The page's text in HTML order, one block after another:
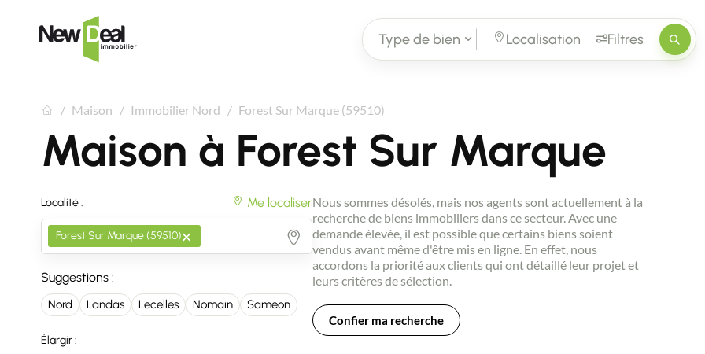
Type de bien Localisation Filtres
Maison Immobilier Nord Forest Sur Marque (59510)
Maison à Forest Sur Marque
Localité : Me localiser
×
Forest Sur Marque (59510)
Suggestions :
Nord Landas Lecelles Nomain Sameon
Élargir :
Nous sommes désolés, mais nos agents sont actuellement à la
recherche de biens immobiliers dans ce secteur. Avec une
demande élevée, il est possible que certains biens soient
vendus avant même d'être mis en ligne. En effet, nous
accordons la priorité aux clients qui ont détaillé leur projet et
leurs critères de sélection.
Confier ma recherche